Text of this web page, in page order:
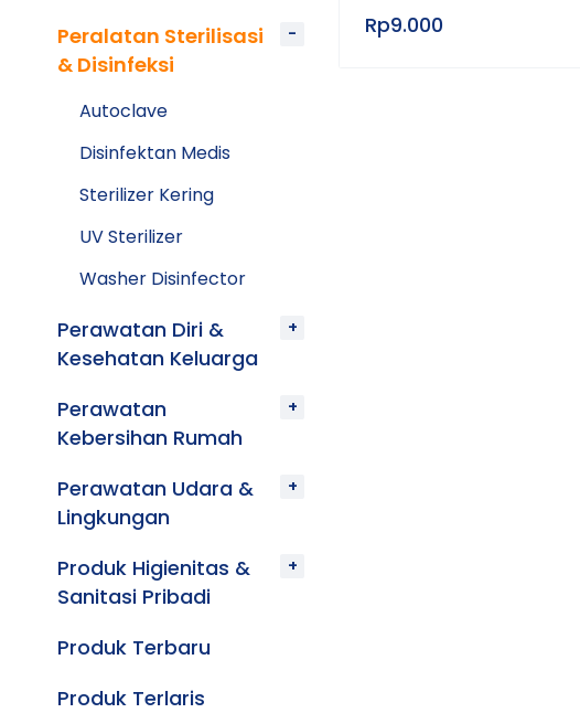
Peralatan Sterilisasi
& Disinfeksi
Autoclave
Disinfektan Medis
Sterilizer Kering
UV Sterilizer
Washer Disinfector
Perawatan Diri &
Kesehatan Keluarga
Perawatan
Kebersihan Rumah
Perawatan Udara &
Lingkungan
Produk Higienitas &
Sanitasi Pribadi
Produk Terbaru
Produk Terlaris
Rp9.000